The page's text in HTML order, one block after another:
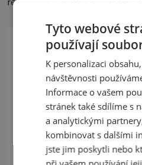
Tyto webové
používají
K personalizaci
návštěvnosti
Informace o vašem
stránek také sdílíme s
a analytickými
kombinovat s dalšími
jste jim poskytli nebo